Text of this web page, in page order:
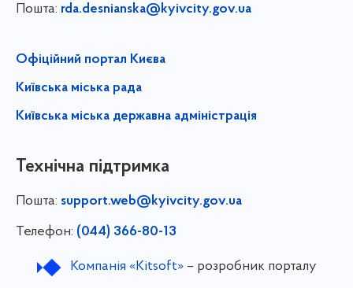
Пошта: rda.desnianska@kyivcity.gov.ua
Офіційний портал Києва
Київська міська рада
Київська міська державна адміністрація
Технічна підтримка
Пошта: support.web@kyivcity.gov.ua
Телефон: (044) 366-80-13
Компанія «Kitsoft»– розробник порталу